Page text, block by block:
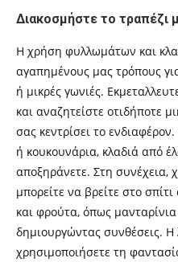
Διακοσμήστε το τραπέζι
Η χρήση φυλλωμάτων και
αγαπημένους μας τρόπους
ή μικρές γωνιές.
και αναζητείστε οτιδήποτε
σας κεντρίσει το
ή κουκουνάρια, κλαδιά από
αποξηράνετε. Στη συνέχεια,
μπορείτε να βρείτε στο
και φρούτα, όπως μανταρίνια
δημιουργώντας συνθέσεις. Η
χρησιμοποιήσετε τη